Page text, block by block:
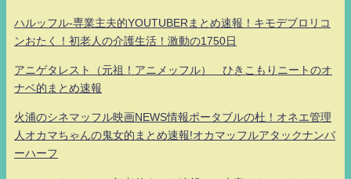
ハルッフル-専業主夫的YOUTUBERまとめ速報！キモデブロリコ
ンおたく！初老人の介護生活！激動の1750日
アニゲタレスト（元祖！アニメッフル） ひきこもりニートのオ
ナベ的まとめ速報
火浦のシネマッフル映画NEWS情報ポータブルの杜！オネエ管理
人オカマちゃんの鬼女的まとめ速報!オカマッフルアタックナンバ
ーハーフ